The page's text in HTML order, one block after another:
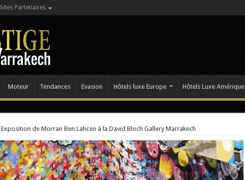
Sites Partenaires
Moteur Tendances Evasion Hôtels luxe Europe Hôtels Luxe Amérique
Exposition de Morran Ben Lahcen à la David Bloch Gallery Marrakech